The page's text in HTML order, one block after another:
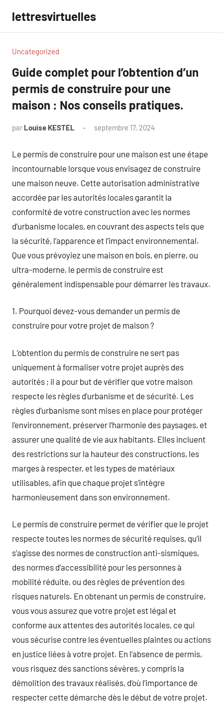
contenu
lettresvirtuelles
Uncategorized
Guide complet pour l’obtention d’un
permis de construire pour une
maison : Nos conseils pratiques.
par Louise KESTEL septembre 17, 2024
Le permis de construire pour une maison est une étape
incontournable lorsque vous envisagez de construire
une maison neuve. Cette autorisation administrative
accordée par les autorités locales garantit la
conformité de votre construction avec les normes
d’urbanisme locales, en couvrant des aspects tels que
la sécurité, l’apparence et l’impact environnemental.
Que vous prévoyiez une maison en bois, en pierre, ou
ultra-moderne, le permis de construire est
généralement indispensable pour démarrer les travaux.
1. Pourquoi devez-vous demander un permis de
construire pour votre projet de maison ?
L’obtention du permis de construire ne sert pas
uniquement à formaliser votre projet auprès des
autorités ; il a pour but de vérifier que votre maison
respecte les règles d’urbanisme et de sécurité. Les
règles d’urbanisme sont mises en place pour protéger
l’environnement, préserver l’harmonie des paysages, et
assurer une qualité de vie aux habitants. Elles incluent
des restrictions sur la hauteur des constructions, les
marges à respecter, et les types de matériaux
utilisables, afin que chaque projet s’intègre
harmonieusement dans son environnement.
Le permis de construire permet de vérifier que le projet
respecte toutes les normes de sécurité requises, qu’il
s’agisse des normes de construction anti-sismiques,
des normes d’accessibilité pour les personnes à
mobilité réduite, ou des règles de prévention des
risques naturels. En obtenant un permis de construire,
vous vous assurez que votre projet est légal et
conforme aux attentes des autorités locales, ce qui
vous sécurise contre les éventuelles plaintes ou actions
en justice liées à votre projet. En l’absence de permis,
vous risquez des sanctions sévères, y compris la
démolition des travaux réalisés, d’où l’importance de
respecter cette démarche dès le début de votre projet.